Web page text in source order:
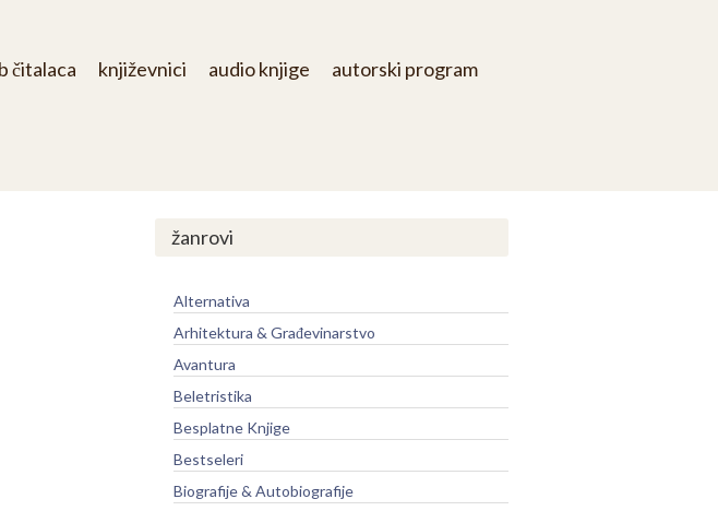
čitalaca književnici audio knjige autorski program
žanrovi
Alternativa
Arhitektura & Građevinarstvo
Avantura
Beletristika
Besplatne Knjige
Bestseleri
Biografije & Autobiografije